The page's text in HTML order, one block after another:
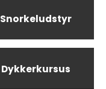
Snorkeludstyr
Dykkerkursus